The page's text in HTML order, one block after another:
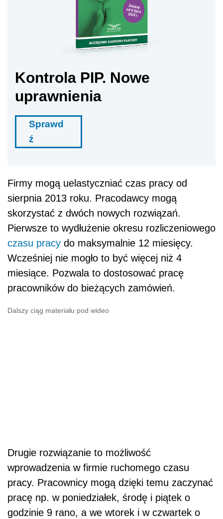
Kontrola PIP. Nowe
uprawnienia
Sprawd
ź
Firmy mogą uelastyczniać czas pracy od
sierpnia 2013 roku. Pracodawcy mogą
skorzystać z dwóch nowych rozwiązań.
Pierwsze to wydłużenie okresu rozliczeniowego
czasu pracy do maksymalnie 12 miesięcy.
Wcześniej nie mogło to być więcej niż 4
miesiące. Pozwala to dostosować pracę
pracowników do bieżących zamówień.
Dalszy ciąg materiału pod wideo
Drugie rozwiązanie to możliwość
wprowadzenia w firmie ruchomego czasu
pracy. Pracownicy mogą dzięki temu zaczynać
pracę np. w poniedziałek, środę i piątek o
godzinie 9 rano, a we wtorek i w czwartek o